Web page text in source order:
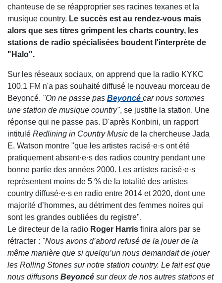
chanteuse de se réapproprier ses racines texanes et la
musique country. Le succès est au rendez-vous mais
alors que ses titres grimpent les charts country, les
stations de radio spécialisées boudent l'interprète de
"Halo".
Sur les réseaux sociaux, on apprend que la radio KYKC
100.1 FM n'a pas souhaité diffusé le nouveau morceau de
Beyoncé. "On ne passe pas Beyoncé car nous sommes
une station de musique country", se justifie la station. Une
réponse qui ne passe pas. D'après Konbini, un rapport
intitulé Redlining in Country Music de la chercheuse Jada
E. Watson montre "que les artistes racisé·e·s ont été
pratiquement absent·e·s des radios country pendant une
bonne partie des années 2000. Les artistes racisé·e·s
représentent moins de 5 % de la totalité des artistes
country diffusé·e·s en radio entre 2014 et 2020, dont une
majorité d’hommes, au détriment des femmes noires qui
sont les grandes oubliées du registre".
Le directeur de la radio Roger Harris finira alors par se
rétracter : "Nous avons d’abord refusé de la jouer de la
même manière que si quelqu’un nous demandait de jouer
les Rolling Stones sur notre station country. Le fait est que
nous diffusons Beyoncé sur deux de nos autres stations et